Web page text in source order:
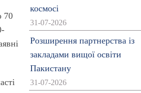
70
космосі
31-07-2026
Розширення партнерства із
закладами вищої освіти
Пакистану
31-07-2026